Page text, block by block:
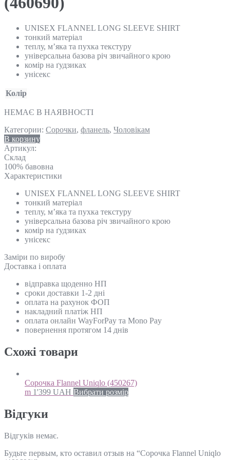
UNISEX FLANNEL LONG SLEEVE SHIRT
тонкий матеріал
теплу, м’яка та пухка текстуру
універсальна базова річ звичайного крою
комір на ґудзиках
унісекс
Колір
НЕМАЄ В НАЯВНОСТІ
Категории: Сорочки, фланель, Чоловікам
В корзину
Артикул:
Склад
100% бавовна
Характеристики
UNISEX FLANNEL LONG SLEEVE SHIRT
тонкий матеріал
теплу, м’яка та пухка текстуру
універсальна базова річ звичайного крою
комір на ґудзиках
унісекс
Замiри по виробу
Доставка і оплата
відправка щоденно НП
сроки доставки 1-2 дні
оплата на рахунок ФОП
накладний платіж НП
оплата онлайн WayForPay та Mono Pay
повернення протягом 14 днів
Схожi товари
Сорочка Flannel Uniqlo (450267)
m 1'399 UAH Вибрати розмір
Відгуки
Відгуків немає.
Будьте первым, кто оставил отзыв на “Сорочка Flannel Uniqlo